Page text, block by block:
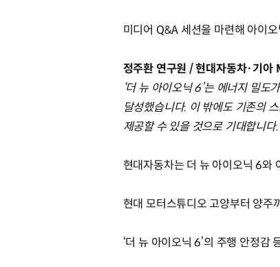
미디어 Q&A 세션을 마련해 아이
정주환 연구원 / 현대자동차·기아
‘더 뉴 아이오닉 6’는 에너지 밀
달성했습니다. 이 밖에도 기존의
제공할 수 있을 것으로 기대합니다.
현대자동차는 더 뉴 아이오닉 6와
현대 모터스튜디오 고양부터 양
‘더 뉴 아이오닉 6’의 주행 안정감